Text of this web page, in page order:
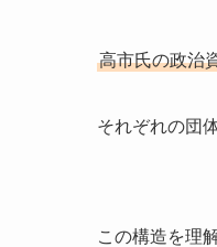
高市氏の政治
それぞれの団
この構造を理